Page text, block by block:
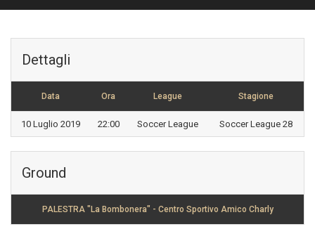
Dettagli
Data Ora League Stagione
10 Luglio 2019 22:00 Soccer League Soccer League 28
Ground
PALESTRA "La Bombonera" - Centro Sportivo Amico Charly